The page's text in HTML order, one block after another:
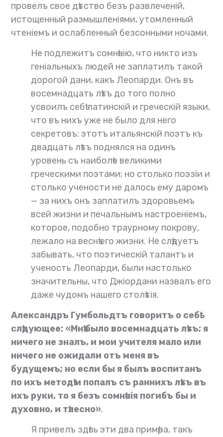
провелъ свое дѣтство безъ развлеченій,
истощенный размышленіями, утомленный
чтеніемъ и ослабленный безсонными ночами.
Не подлежитъ сомнѣнію, что никто изъ
геніальныхъ людей не заплатилъ такой
дорогой дани, какъ Леопарди. Онъ въ
восемнадцать лѣтъ до того полно
усвоилъ себѣ латинскій и греческій языки,
что въ нихъ уже не было для него
секретовъ: этотъ итальянскій поэтъ къ
двадцать лѣтъ поднялся на одинъ
уровень съ наиболѣе великими
греческими поэтами; но столько поэзіи и
столько учености не далось ему даромъ
— за нихъ онъ заплатилъ здоровьемъ
всей жизни и печальнымъ настроеніемъ,
которое, подобно траурному покрову,
лежало на веснѣ его жизни. Не слѣдуетъ
забывать, что поэтическій талантъ и
ученость Леопарди, были настолько
значительны, что Джіордани назвалъ его
даже чудомъ нашего столѣтія.
Александръ Гумбольдтъ говоритъ о себѣ
слѣдующее: «Мнѣ было восемнадцать лѣтъ; я
ничего не зналъ, и мои учителя мало или
ничего не ожидали отъ меня въ
будущемъ; но если бы я былъ воспитанъ
по ихъ методѣ и попалъ съ раннихъ лѣтъ въ
ихъ руки, то я безъ сомнѣнія погибъ бы и
духовно, и тѣлесно».
Я привелъ здѣсь эти два примѣра, такъ